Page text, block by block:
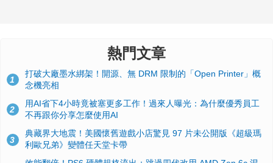
熱門文章
1
打破大廠墨水綁架！開源、無 DRM 限制的「Open Printer」概
念機亮相
2
用AI省下4小時竟被塞更多工作！過來人曝光：為什麼優秀員工
不再跟你分享怎麼使用AI
3
典藏界大地震！美國懷舊遊戲小店驚見 97 片未公開版《超級瑪
利歐兄弟》變體任天堂卡帶